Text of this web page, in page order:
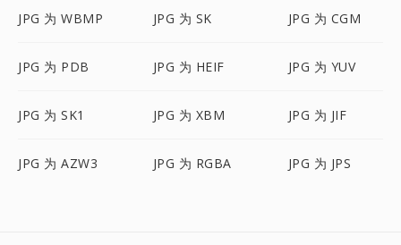
JPG 为 WBMP JPG 为 SK JPG 为 CGM
JPG 为 PDB JPG 为 HEIF JPG 为 YUV
JPG 为 SK1 JPG 为 XBM JPG 为 JIF
JPG 为 AZW3 JPG 为 RGBA JPG 为 JPS